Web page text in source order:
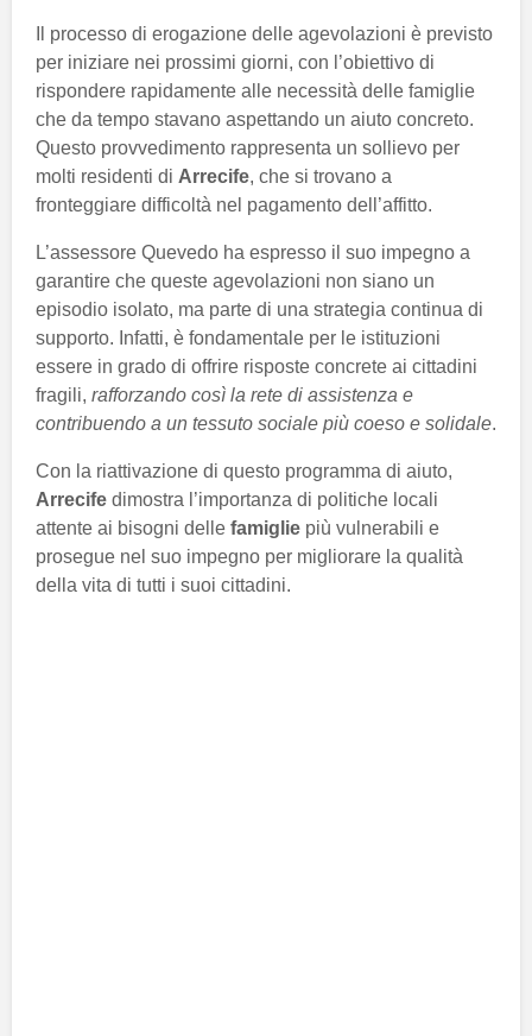
Il processo di erogazione delle agevolazioni è previsto
per iniziare nei prossimi giorni, con l’obiettivo di
rispondere rapidamente alle necessità delle famiglie
che da tempo stavano aspettando un aiuto concreto.
Questo provvedimento rappresenta un sollievo per
molti residenti di Arrecife, che si trovano a
fronteggiare difficoltà nel pagamento dell’affitto.
L’assessore Quevedo ha espresso il suo impegno a
garantire che queste agevolazioni non siano un
episodio isolato, ma parte di una strategia continua di
supporto. Infatti, è fondamentale per le istituzioni
essere in grado di offrire risposte concrete ai cittadini
fragili, rafforzando così la rete di assistenza e
contribuendo a un tessuto sociale più coeso e solidale.
Con la riattivazione di questo programma di aiuto,
Arrecife dimostra l’importanza di politiche locali
attente ai bisogni delle famiglie più vulnerabili e
prosegue nel suo impegno per migliorare la qualità
della vita di tutti i suoi cittadini.